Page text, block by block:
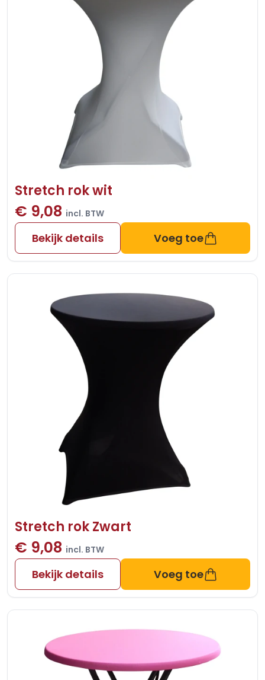
Stretch rok wit
€ 9,08 incl. BTW
Bekijk details Voeg toe
Stretch rok Zwart
€ 9,08 incl. BTW
Bekijk details Voeg toe